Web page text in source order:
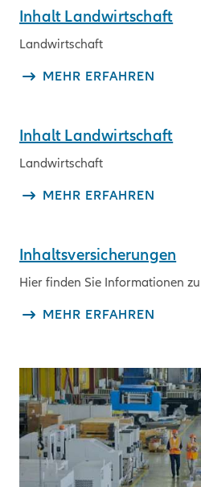
Inhalt Landwirtschaft
Landwirtschaft
MEHR ERFAHREN
Inhalt Landwirtschaft
Landwirtschaft
MEHR ERFAHREN
Inhaltsversicherungen
Hier finden Sie Informationen
MEHR ERFAHREN